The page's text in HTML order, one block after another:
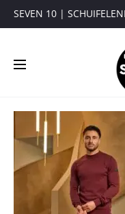
SEVEN 10 |